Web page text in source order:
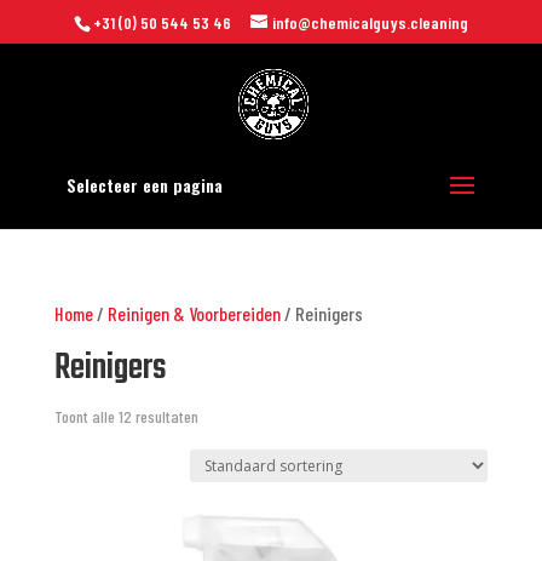
+31 (0) 50 544 53 46 info@chemicalguys.cleaning
Selecteer een pagina
Home/ Reinigen & Voorbereiden/ Reinigers
Reinigers
Toont alle 12 resultaten